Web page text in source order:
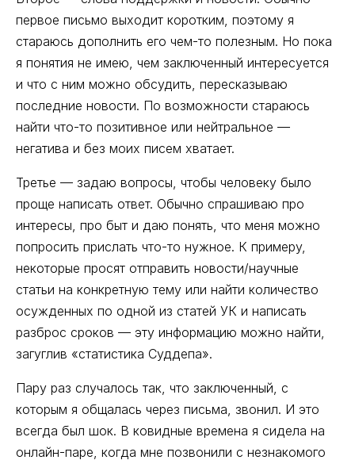
первое письмо выходит коротким, поэтому я
стараюсь дополнить его чем-то полезным. Но пока
я понятия не имею, чем заключенный интересуется
и что с ним можно обсудить, пересказываю
последние новости. По возможности стараюсь
найти что-то позитивное или нейтральное —
негатива и без моих писем хватает.
Третье — задаю вопросы, чтобы человеку было
проще написать ответ. Обычно спрашиваю про
интересы, про быт и даю понять, что меня можно
попросить прислать что-то нужное. К примеру,
некоторые просят отправить новости/научные
статьи на конкретную тему или найти количество
осужденных по одной из статей УК и написать
разброс сроков — эту информацию можно найти,
загуглив «статистика Суддепа».
Пару раз случалось так, что заключенный, с
которым я общалась через письма, звонил. И это
всегда был шок. В ковидные времена я сидела на
онлайн-паре, когда мне позвонили с незнакомого